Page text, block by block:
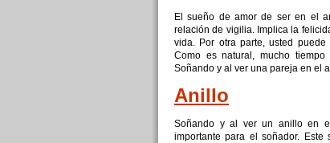
El sueño de amorde ser en el
relaciónde vigilia. Implica la
vida. Por otra parte, usted
Como es natural, mucho
Soñando y al ver una pareja en el
Anillo
Soñando yal ver un anillo en
importante para el soñador.